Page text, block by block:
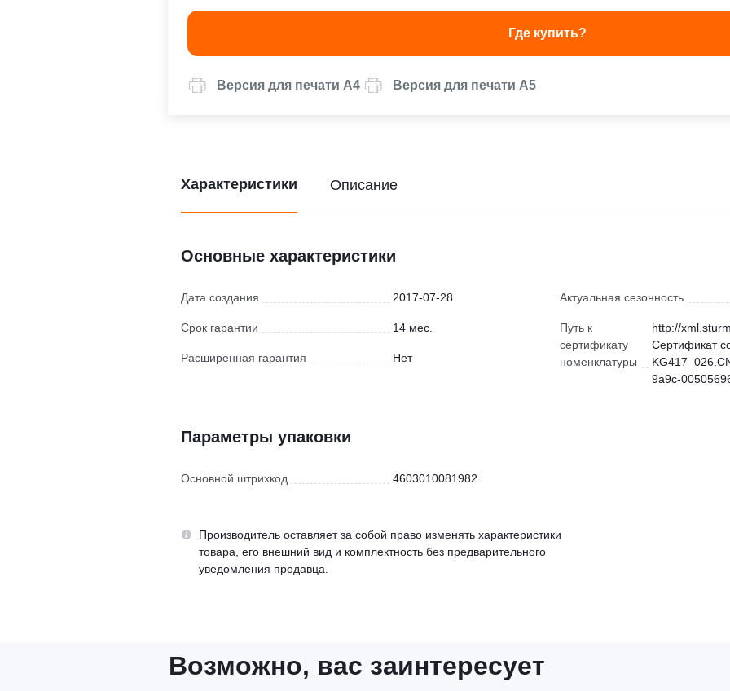
Где купить?
Версия для печати А4 Версия для печати А5
Характеристики
Основные характеристики
Дата создания 2017-07-28
Срок гарантии 14 мес.
Расширенная гарантия Нет
Актуальная сезонность
Путь к
сертификату
номенклатуры
http://
Сертификат
9a9c-
Параметры упаковки
Основной штрихкод 4603010081982
Производитель оставляет за собой право изменять характеристики
товара, его внешний вид и комплектность без предварительного
уведомления продавца.
Описание
Возможно, вас заинтересует